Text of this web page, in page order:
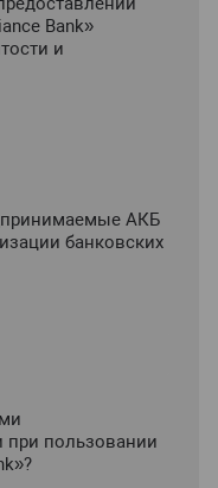
Bank»
и
АКБ
банковских
при пользовании